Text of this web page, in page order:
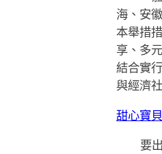
海、安
本舉措
享、多
結合實
與經濟
甜心寶
要